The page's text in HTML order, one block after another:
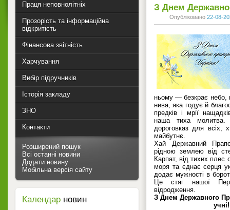
З Днем
Опубліковано 22-08-
ньому — безкрає небо,
нива, яка годує й
предків і мрії
наша тиха молитва.
дороговказ для всіх,
майбутнє.
Хай Державний
рідною землею від
Карпат, від тихих плес
моря та єднає серця
додає мужності в
Це стяг нашої
відродження.
З Днем Державного
Праця неповнолітніх
Прозорість та інформаційна
відкритість
Фінансова звітність
Харчування
Вибір підручників
Історія закладу
ЗНО
Контакти
Розширений пошук
Всі останні новини
Додати новину
Мобільна версія сайту
Календар новин